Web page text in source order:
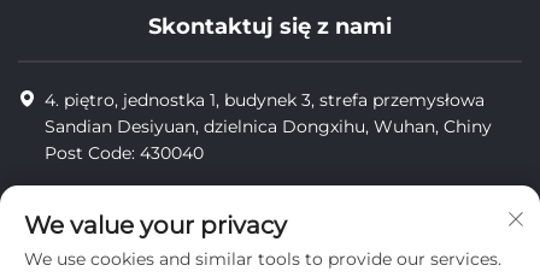
Skontaktuj się z nami
4. piętro, jednostka 1, budynek 3, strefa przemysłowa
Sandian Desiyuan, dzielnica Dongxihu, Wuhan, Chiny
Post Code: 430040
8618971664820
[email protected]
We value your privacy
We use cookies and similar tools to provide our services.